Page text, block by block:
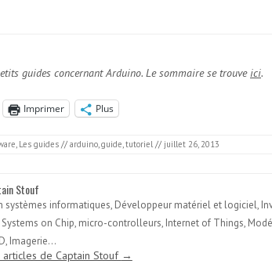
guides concernant Arduino. Le sommaire se trouveici.
Imprimer Plus
, Les guides // arduino,guide,tutoriel // juillet 26, 2013
Stouf
systèmes informatiques, Développeur matériel et logiciel,
on Chip, micro-controlleurs, Internet of Things,
Imagerie...
de Captain Stouf →